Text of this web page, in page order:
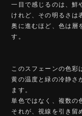
一目で感じるのは、鮮
けれど、その明るさは
奥に進むほど、色は層
す。
このスフェーンの色彩
黄の温度と緑の冷静さ
ます。
単色ではなく、複数の
それが、視線を引き留